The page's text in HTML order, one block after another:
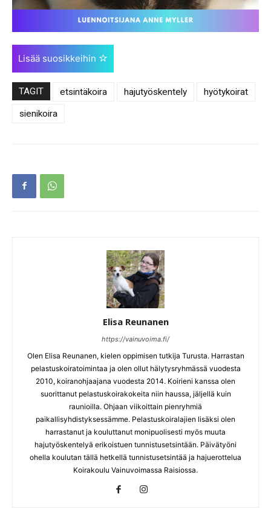
Lisää suosikkeihin
TAGIT etsintäkoira hajutyöskentely
hyötykoirat
sienikoira
Elisa Reunanen
https://vainuvoima.fi/
Olen Elisa Reunanen, kielen oppimisen tutkija Turusta. Harrastan
pelastuskoiratoimintaa ja olen ollut hälytysryhmässä vuodesta
2010, koiranohjaajana vuodesta 2014. Koirieni kanssa olen
suorittanut pelastuskoirakokeita niin haussa, jäljellä kuin
raunioilla. Ohjaan viikoittain pienryhmiä
paikallisyhdistyksessämme. Pelastuskoiralajien lisäksi olen
harrastanut ja kouluttanut monipuolisesti myös muuta
hajutyöskentelyä erikoistuen tunnistusetsintään. Päivätyöni
ohella koulutan tällä hetkellä tunnistusetsintää ja hajuerottelua
Koirakoulu Vainuvoimassa Raisiossa.